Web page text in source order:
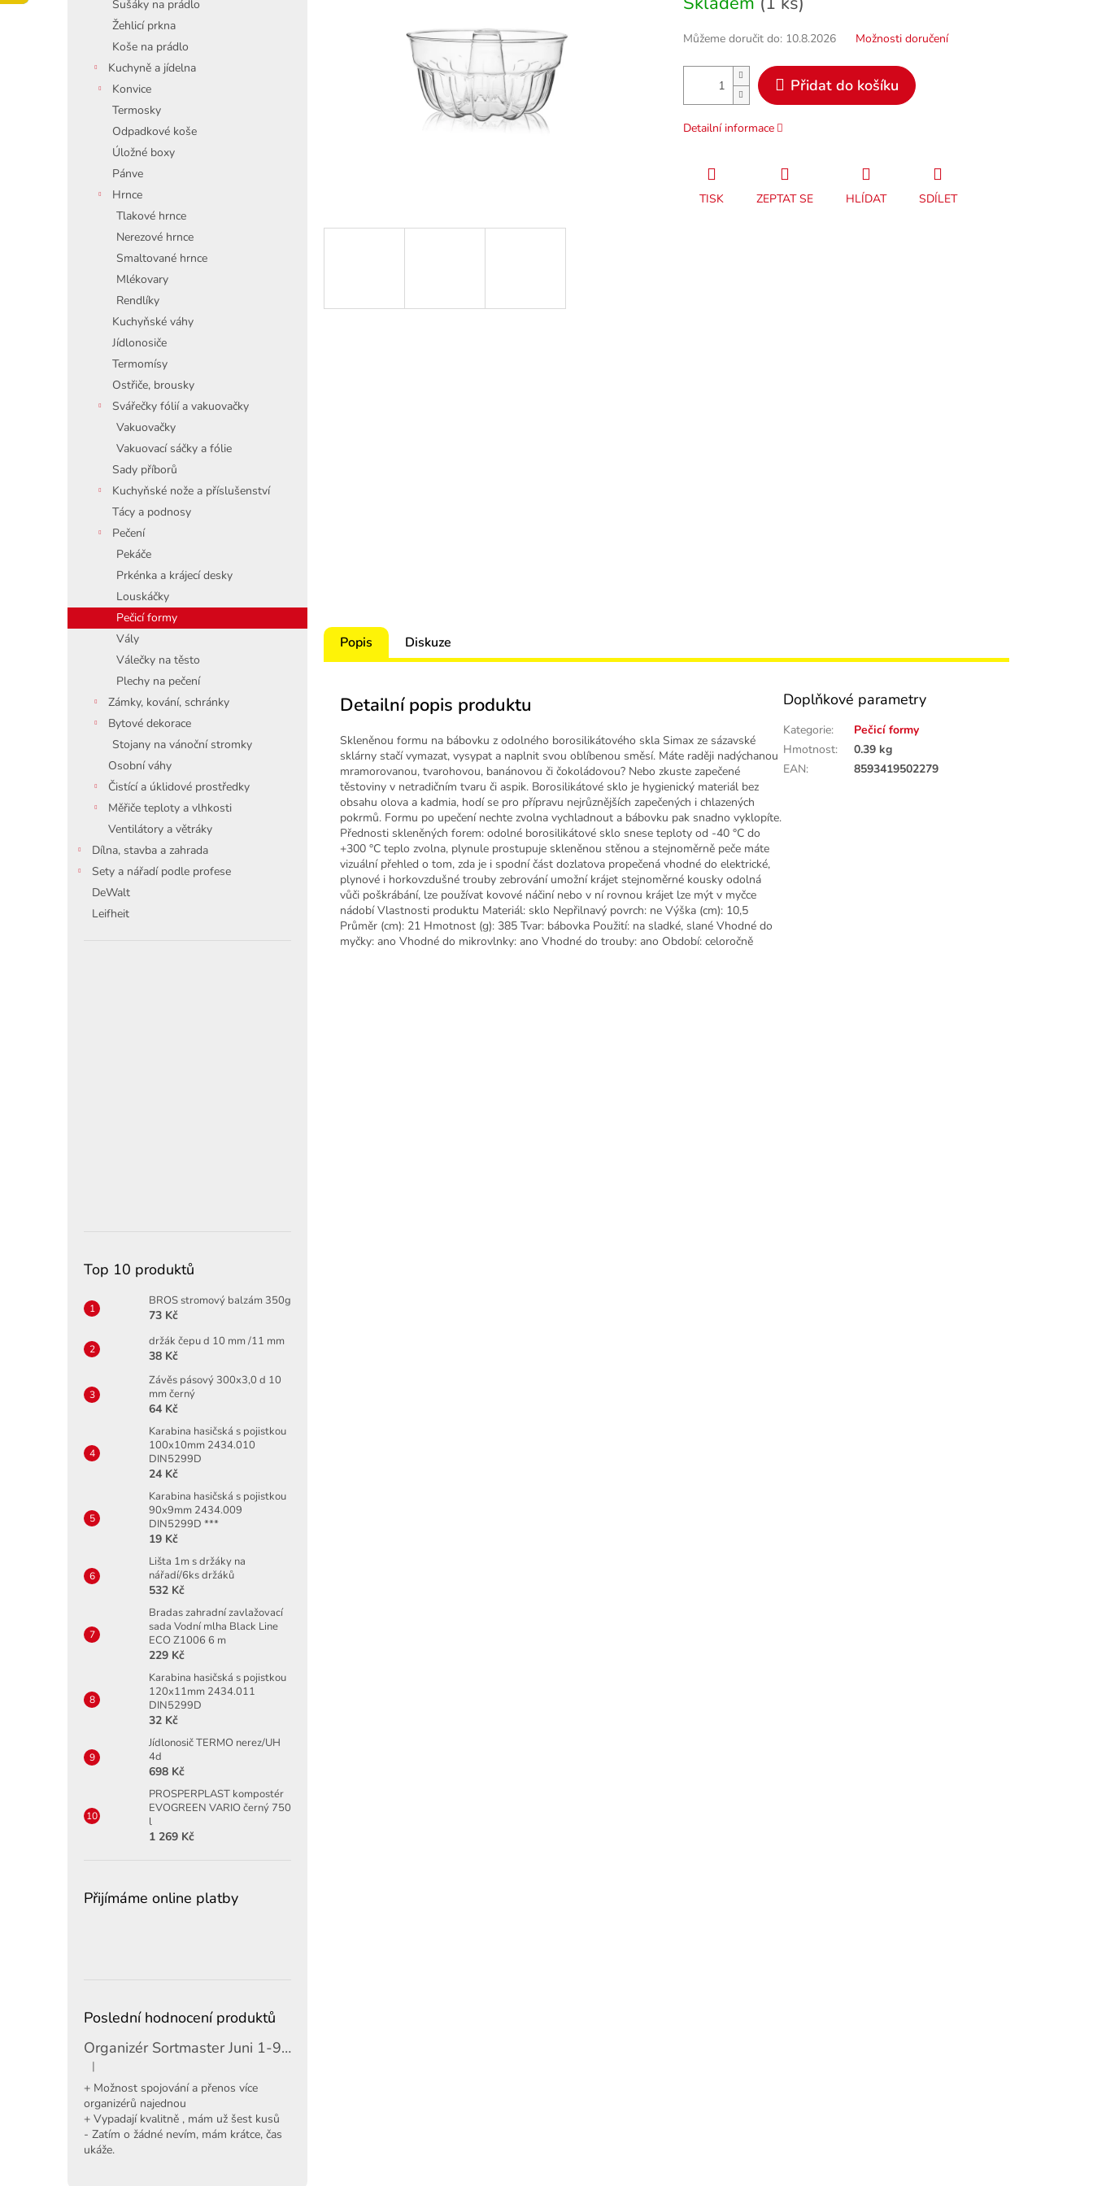
Sušáky na prádlo
Žehlicí prkna
Koše na prádlo
Kuchyně a jídelna
Konvice
Termosky
Odpadkové koše
Úložné boxy
Pánve
Hrnce
Tlakové hrnce
Nerezové hrnce
Smaltované hrnce
Mlékovary
Rendlíky
Kuchyňské váhy
Jídlonosiče
Termomísy
Ostřiče, brousky
Svářečky fólií a vakuovačky
Vakuovačky
Vakuovací sáčky a fólie
Sady příborů
Kuchyňské nože a příslušenství
Tácy a podnosy
Pečení
Pekáče
Prkénka a krájecí desky
Louskáčky
Pečicí formy
Vály
Válečky na těsto
Plechy na pečení
Zámky, kování, schránky
Bytové dekorace
Stojany na vánoční stromky
Osobní váhy
Čistící a úklidové prostředky
Měřiče teploty a vlhkosti
Ventilátory a větráky
Dílna, stavba a zahrada
Sety a nářadí podle profese
DeWalt
Leifheit
Top 10 produktů
BROS stromový balzám 350g
73 Kč
držák čepu d 10 mm /11 mm
38 Kč
Závěs pásový 300x3,0 d 10
mm černý
64 Kč
Karabina hasičská s pojistkou
100x10mm 2434.010
DIN5299D
24 Kč
Karabina hasičská s pojistkou
90x9mm 2434.009
DIN5299D ***
19 Kč
Lišta 1m s držáky na
nářadí/6ks držáků
532 Kč
Bradas zahradní zavlažovací
sada Vodní mlha Black Line
ECO Z1006 6 m
229 Kč
Karabina hasičská s pojistkou
120x11mm 2434.011
DIN5299D
32 Kč
Jídlonosič TERMO nerez/UH
4d
698 Kč
PROSPERPLAST kompostér
EVOGREEN VARIO černý 750
l
1 269 Kč
Přijímáme online platby
Poslední hodnocení produktů
Organizér Sortmaster Juni 1-97-483
Hodnocení produktu je 5 z 5 hvězdiček.
|
+ Možnost spojování a přenos více
organizérů najednou
+ Vypadají kvalitně , mám už šest kusů
- Zatím o žádné nevím, mám krátce, čas
ukáže.
cena:
Můžeme doručit do: 10.8.2026 Možnosti doručení
Přidat do košíku
Detailní informace
TISK ZEPTAT SE HLÍDAT SDÍLET
Popis Diskuze
Detailní popis produktu
Skleněnou formu na bábovku z odolného borosilikátového skla Simax ze sázavské
sklárny stačí vymazat, vysypat a naplnit svou oblíbenou směsí. Máte raději nadýchanou
mramorovanou, tvarohovou, banánovou či čokoládovou? Nebo zkuste zapečené
těstoviny v netradičním tvaru či aspik. Borosilikátové sklo je hygienický materiál bez
obsahu olova a kadmia, hodí se pro přípravu nejrůznějších zapečených i chlazených
pokrmů. Formu po upečení nechte zvolna vychladnout a bábovku pak snadno vyklopíte.
Přednosti skleněných forem: odolné borosilikátové sklo snese teploty od -40 °C do
+300 °C teplo zvolna, plynule prostupuje skleněnou stěnou a stejnoměrně peče máte
vizuální přehled o tom, zda je i spodní část dozlatova propečená vhodné do elektrické,
plynové i horkovzdušné trouby zebrování umožní krájet stejnoměrné kousky odolná
vůči poškrábání, lze používat kovové náčiní nebo v ní rovnou krájet lze mýt v myčce
nádobí Vlastnosti produktu Materiál: sklo Nepřilnavý povrch: ne Výška (cm): 10,5
Průměr (cm): 21 Hmotnost (g): 385 Tvar: bábovka Použití: na sladké, slané Vhodné do
myčky: ano Vhodné do mikrovlnky: ano Vhodné do trouby: ano Období: celoročně
Doplňkové parametry
Kategorie:
Pečicí formy
Hmotnost:
0.39 kg
EAN: 8593419502279